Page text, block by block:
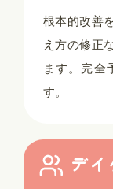
根本的改善
え方の修正
ます。完全
す。
デイ